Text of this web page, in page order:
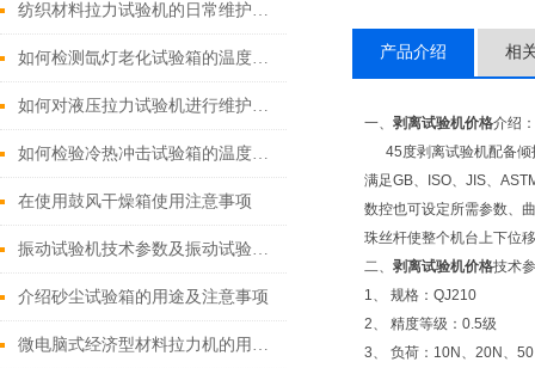
纺织材料拉力试验机的日常维护和保养方法有哪些？
如何检测氙灯老化试验箱的温度和光照
如何对液压拉力试验机进行维护和保养？
如何检验冷热冲击试验箱的温度恢复时间
在使用鼓风干燥箱使用注意事项
振动试验机技术参数及振动试验的效应（QJDZT-1）
介绍砂尘试验箱的用途及注意事项
微电脑式经济型材料拉力机的用途及特点
产品介绍 相
一、 剥离试验机价格介绍：
45度剥离试验机配备倾
满足GB、ISO、JIS、
数控也可设定所需参数、
珠丝杆使整个机台上下位
二、 剥离试验机价格技术
1、 规格：QJ210
2、 精度等级：0.5级
3、 负荷：10N、20N、